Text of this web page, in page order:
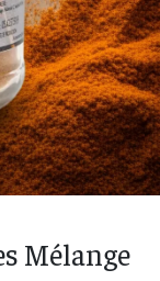
Mélange